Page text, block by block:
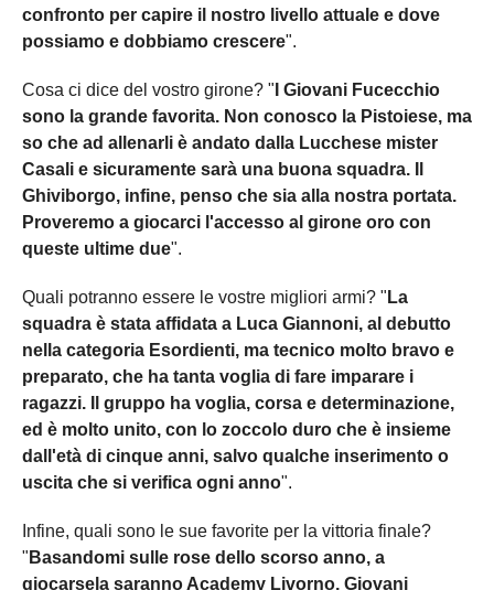
confronto per capire il nostro livello attuale e dove
possiamo e dobbiamo crescere".
Cosa ci dice del vostro girone? " I Giovani Fucecchio
sono la grande favorita. Non conosco la Pistoiese, ma
so che ad allenarli è andato dalla Lucchese mister
Casali e sicuramente sarà una buona squadra. Il
Ghiviborgo, infine, penso che sia alla nostra portata.
Proveremo a giocarci l'accesso al girone oro con
queste ultime due".
Quali potranno essere le vostre migliori armi? " La
squadra è stata affidata a Luca Giannoni, al debutto
nella categoria Esordienti, ma tecnico molto bravo e
preparato, che ha tanta voglia di fare imparare i
ragazzi. Il gruppo ha voglia, corsa e determinazione,
ed è molto unito, con lo zoccolo duro che è insieme
dall'età di cinque anni, salvo qualche inserimento o
uscita che si verifica ogni anno".
Infine, quali sono le sue favorite per la vittoria finale?
" Basandomi sulle rose dello scorso anno, a
giocarsela saranno Academy Livorno, Giovani